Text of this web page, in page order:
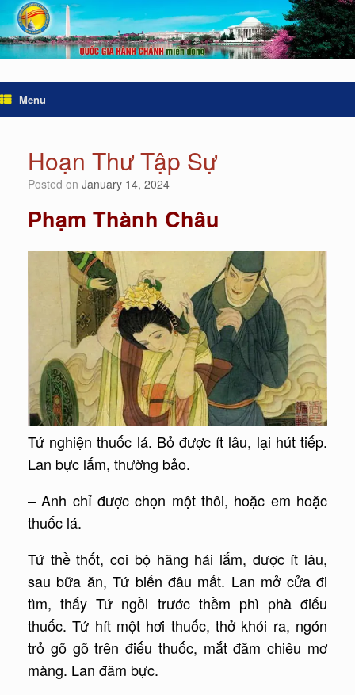
Menu
Hoạn Thư Tập Sự
Posted on January 14, 2024
Phạm Thành Châu
Tứ nghiện thuốc lá. Bỏ được ít lâu, lại hút tiếp.
Lan bực lắm, thường bảo.
– Anh chỉ được chọn một thôi, hoặc em hoặc
thuốc lá.
Tứ thề thốt, coi bộ hăng hái lắm, được ít lâu,
sau bữa ăn, Tứ biến đâu mất. Lan mở cửa đi
tìm, thấy Tứ ngồi trước thềm phì phà điếu
thuốc. Tứ hít một hơi thuốc, thở khói ra, ngón
trỏ gõ gõ trên điếu thuốc, mắt đăm chiêu mơ
màng. Lan đâm bực.